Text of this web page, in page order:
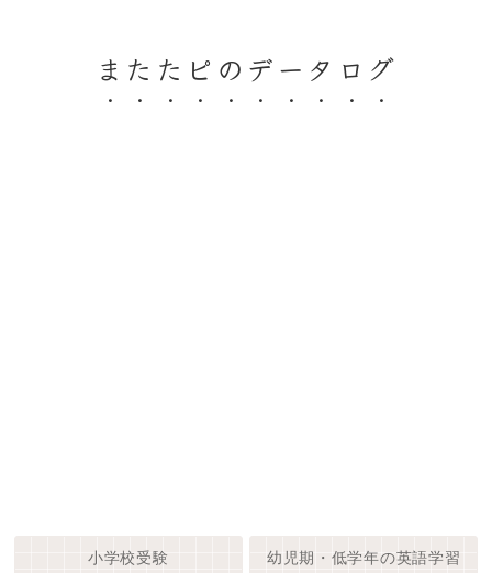
またたピのデータログ
小学校受験 幼児期・低学年の英語学習